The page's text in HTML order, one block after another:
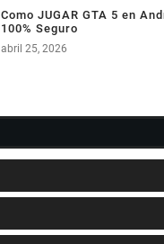
Como JUGAR GTA 5 en
100% Seguro
abril 25, 2026